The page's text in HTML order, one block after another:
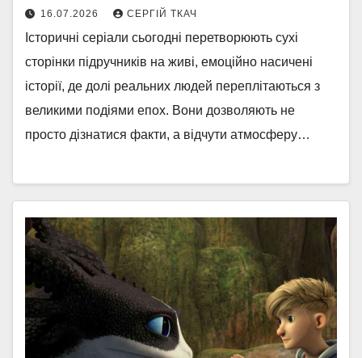
16.07.2026 СЕРГІЙ ТКАЧ
Історичні серіали сьогодні перетворюють сухі
сторінки підручників на живі, емоційно насичені
історії, де долі реальних людей переплітаються з
великими подіями епох. Вони дозволяють не
просто дізнатися факти, а відчути атмосферу…